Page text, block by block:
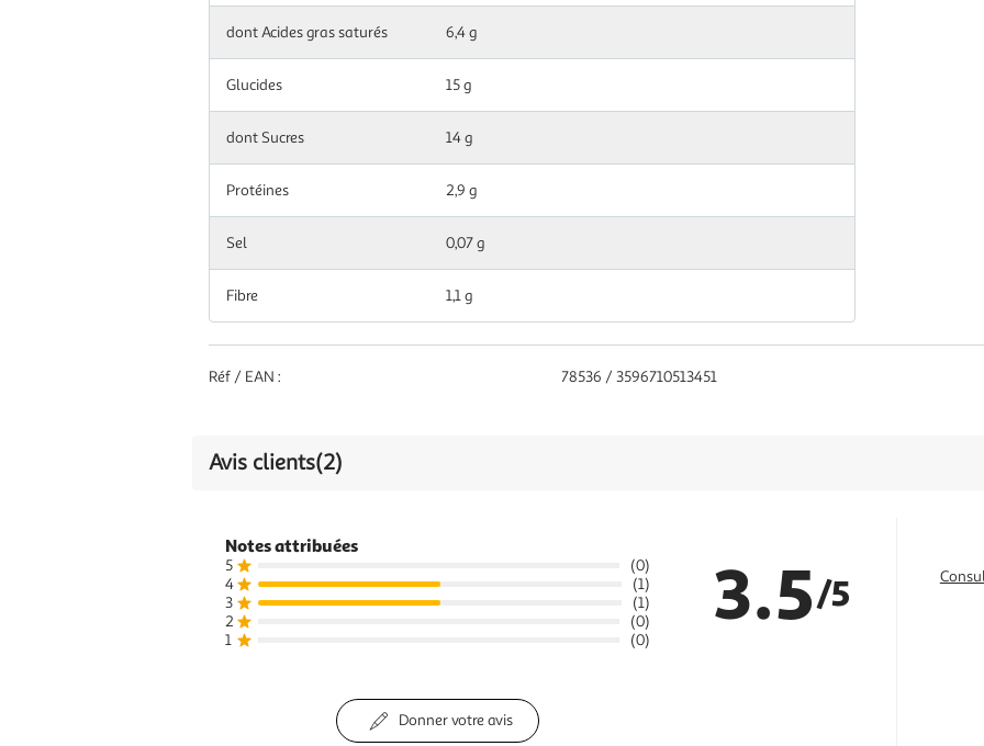
dont Acides gras saturés 6,4 g
Glucides 15 g
dont Sucres 14 g
Protéines 2,9 g
Sel 0,07 g
Fibre 1,1 g
énergétique
(kcal)
180
Matières
grasses
dont Acides
gras saturés
Glucides
dont Sucres
Réf / EAN : 78536 / 3596710513451
Avis clients(2)
Notes attribuées
5
(0)
4
(1)
3
(1)
2
(0)
1
(0)
3.5/5
Donner votre avis